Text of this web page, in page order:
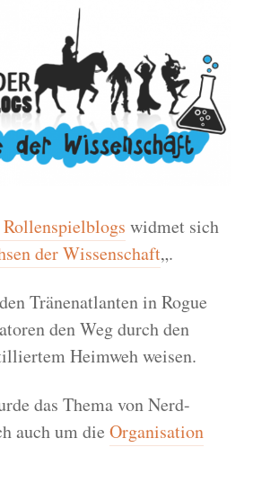
widmet sich
der Wissenschaft„.
Tränenatlanten in Rogue
den Weg durch den
Heimweh weisen.
das Thema von Nerd-
auch um die Organisation